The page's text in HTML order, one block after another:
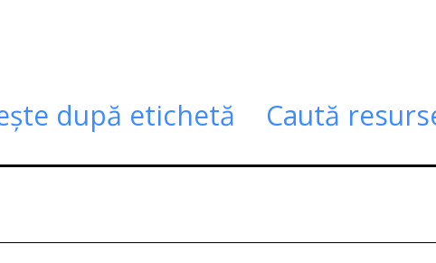
după etichetă Caută